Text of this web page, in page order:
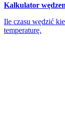
Kalkulator
Ile czasu wędzić
temperaturę.